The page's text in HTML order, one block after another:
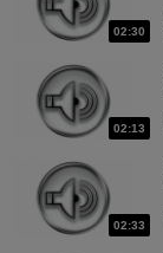
02:30
02:13
02:33